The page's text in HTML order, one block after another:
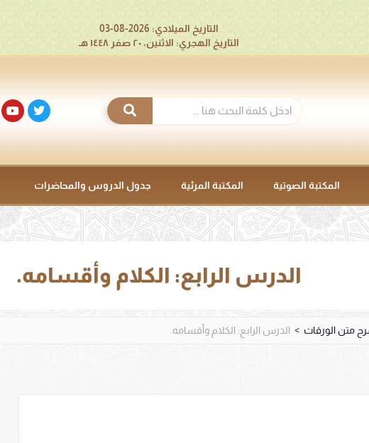
التاريخ الميلادي: 2026-08-03
التاريخ الهجري: الاثنين، ٢٠ صفر ١٤٤٨ هـ
المكتبة الصوتية المكتبة المرئية جدول الدروس والمحاضرات
الدرس الرابع: الكلام وأقسامه.
> الدرس الرابع: الكلام وأقسامه.